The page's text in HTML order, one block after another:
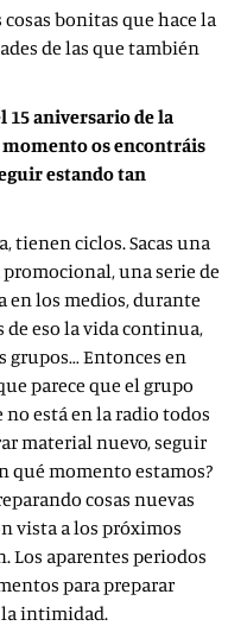
bonitas que hace la
de las que también
15 aniversario de la
momento os encontráis
estando tan
tienen ciclos. Sacas una
una serie de
en los medios, durante
eso la vida continua,
grupos… Entonces en
parece que el grupo
está en la radio todos
material nuevo, seguir
qué momento estamos?
cosas nuevas
vista a los próximos
Los aparentes periodos
para preparar
la intimidad.